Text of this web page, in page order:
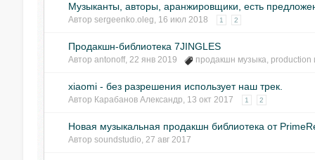
Музыканты, авторы, аранжировщики, есть
Автор sergeenko.oleg, 16 июл 2018 1 2
Продакшн-библиотека 7JINGLES
Автор antonoff, 22 янв 2019 продакшн музыка, production
xiaomi - без разрешения использует наш трек.
Автор Карабанов Александр, 13 окт 2017 1 2
Новая музыкальная продакшн библиотека от
Автор soundstudio, 27 авг 2017